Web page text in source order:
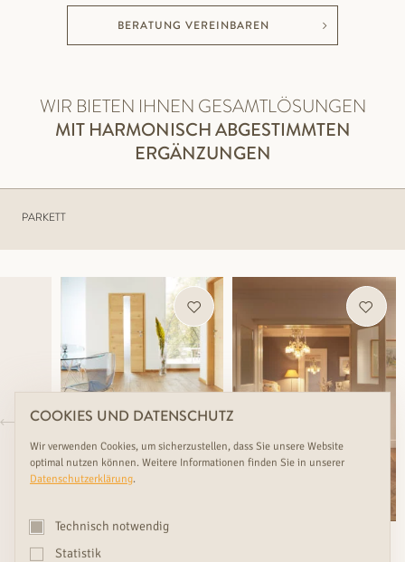
BERATUNG VEREINBAREN
WIR BIETEN IHNEN GESAMTLÖSUNGEN
MIT HARMONISCH ABGESTIMMTEN
ERGÄNZUNGEN
PARKETT
COOKIES UND DATENSCHUTZ
Wir verwenden Cookies, um sicherzustellen, dass Sie unsere Website
optimal nutzen können. Weitere Informationen finden Sie in unserer
Datenschutzerklärung.
Technisch notwendig
Statistik